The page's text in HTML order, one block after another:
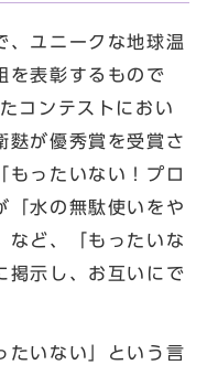
ユニークな地球温
を表彰するもので
コンテストにおい
麩が優秀賞を受賞さ
もったいない！プロ
「水の無駄使いをや
など、「もったいな
掲示し、お互いにで
いない」という言